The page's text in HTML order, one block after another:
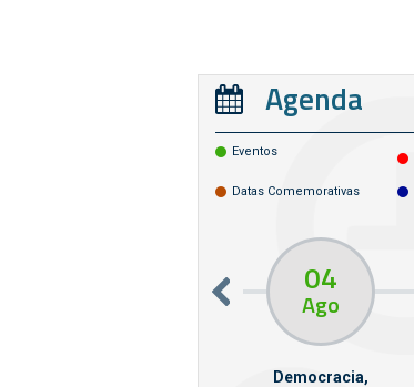
Agenda
Eventos
Datas Comemorativas
04
Ago
Democracia,